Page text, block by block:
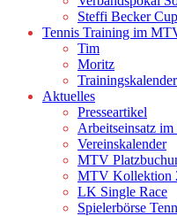
Steffi Becker
Tennis Training im
Tim
Moritz
Trainingskalender
Aktuelles
Presseartikel
Arbeitseinsatz
Vereinskalender
MTV
MTV Kollektion
LK Single Race
Spielerbörse